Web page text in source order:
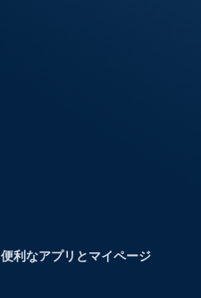
便利なアプリとマイページ